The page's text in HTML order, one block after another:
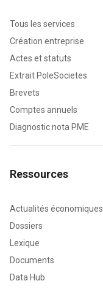
Tous les services
Création entreprise
Actes et statuts
Extrait PoleSocietes
Brevets
Comptes annuels
Diagnostic nota PME
Ressources
Actualités économiques
Dossiers
Lexique
Documents
Data Hub